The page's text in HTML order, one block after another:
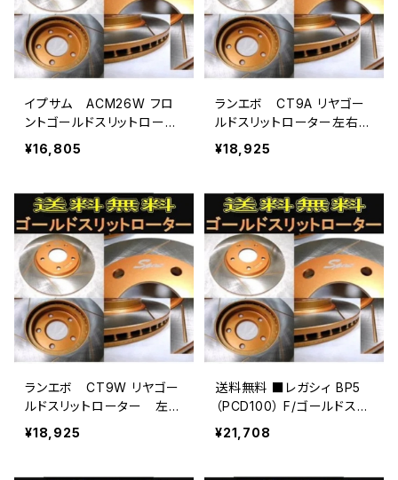
イプサム ACM26W フロ
ントゴールドスリットロータ
ー送料無料
¥16,805
ランエボ CT9A リヤゴー
ルドスリットローター左右セ
ット送料無料
¥18,925
ランエボ CT9W リヤゴー
ルドスリットローター 左右
セット送料無料
¥18,925
送料無料 ■レガシィ BP5
（PCD100） F/ゴールドスリ
ットローター
¥21,708